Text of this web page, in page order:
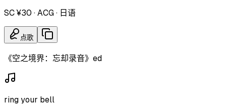
SC ¥30 ·ACG· 日语
点歌
《空之境界：忘却录音》ed
ring your bell